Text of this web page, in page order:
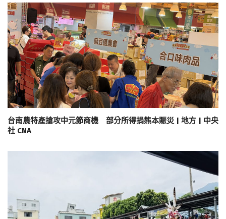
台南農特產搶攻中元節商機 部分所得捐熊本賑災 | 地方 | 中央
社 CNA